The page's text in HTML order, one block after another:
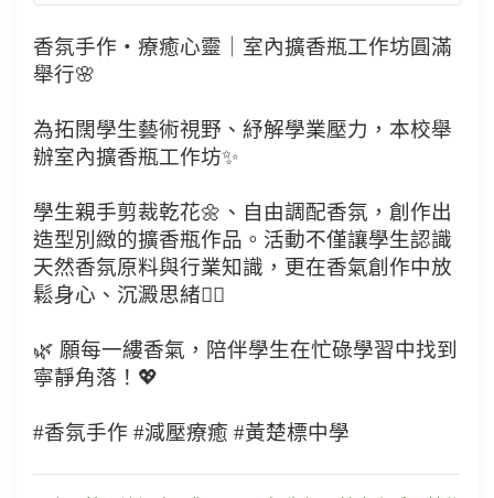
香氛手作・療癒心靈｜室內擴香瓶工作坊圓滿
舉行🌸
為拓闊學生藝術視野、紓解學業壓力，本校舉
辦室內擴香瓶工作坊✨
學生親手剪裁乾花🌼、自由調配香氛，創作出
造型別緻的擴香瓶作品。活動不僅讓學生認識
天然香氛原料與行業知識，更在香氣創作中放
鬆身心、沉澱思緒💆‍♀️
🌿 願每一縷香氣，陪伴學生在忙碌學習中找到
寧靜角落！💖
#香氛手作 #減壓療癒 #黃楚標中學